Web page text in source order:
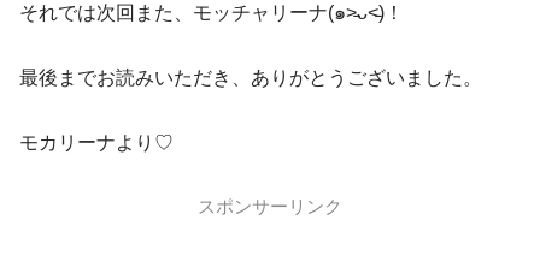
それでは次回また、モッチャリーナ(๑˃̵ᴗ˂̵)！
最後までお読みいただき、ありがとうございました。
モカリーナより♡
スポンサーリンク